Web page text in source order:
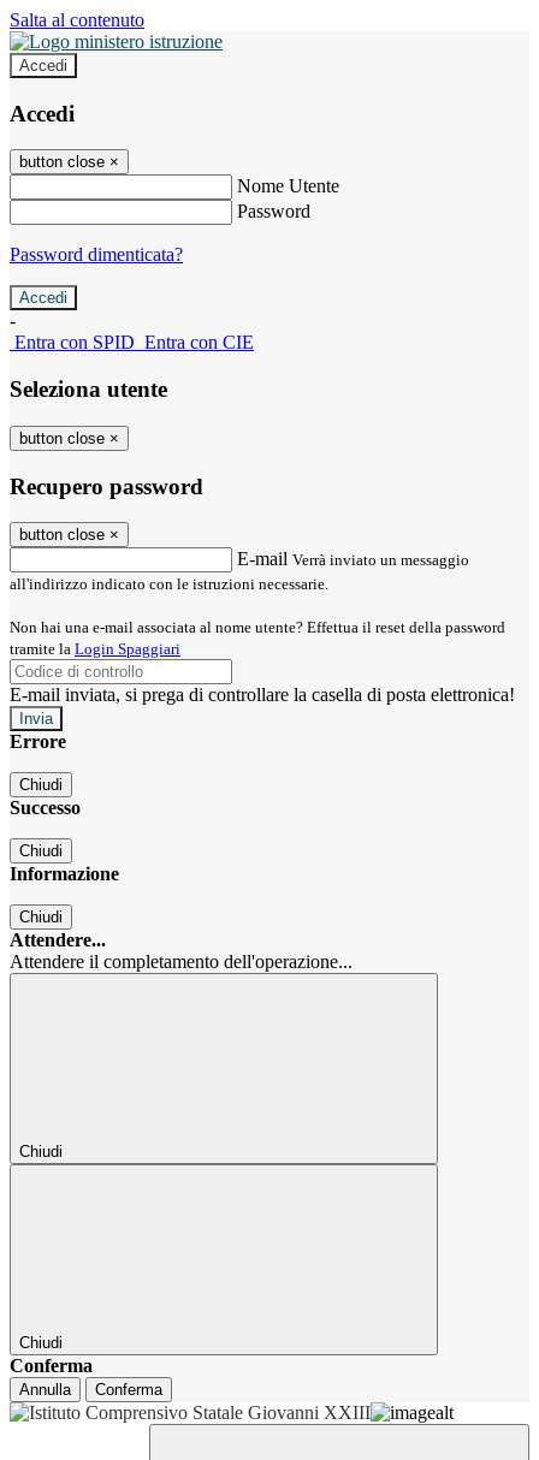
Salta al contenuto
Accedi
Accedi
button close ×
Nome Utente
Password
Password dimenticata?
-
Entra con SPID Entra con CIE
Seleziona utente
button close ×
Recupero password
button close ×
E-mail Verrà inviato un messaggio
all'indirizzo indicato con le istruzioni necessarie.
Non hai una e-mail associata al nome utente? Effettua il reset della password
tramite la Login Spaggiari
E-mail inviata, si prega di controllare la casella di posta elettronica!
Errore
Chiudi
Successo
Chiudi
Informazione
Chiudi
Attendere...
Attendere il completamento dell'operazione...
Chiudi
Chiudi
Conferma
Annulla Conferma